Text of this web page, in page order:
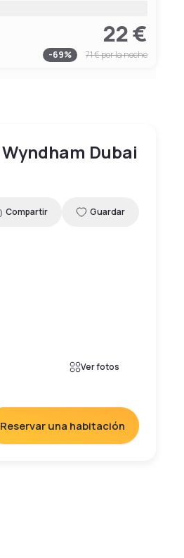
22 €
-69% 71 €por la noche
Dubai
Compartir Guardar
Ver fotos
Reservar una habitación